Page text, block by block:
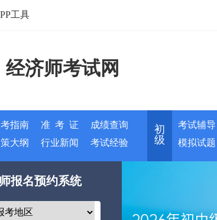
工具
经济师考试网
指南 准 考 证
成绩查询
大纲 行业新闻 考试经验
初
级
考试辅导
模拟试题
报名预约系统